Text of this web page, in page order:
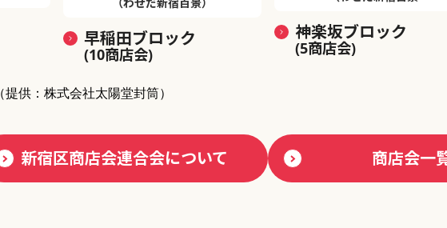
早稲田ブロック
(10商店会)
神楽坂ブロック
(5商店会)
（提供：株式会社太陽堂封筒）
新宿区商店会連合会について 商店会一